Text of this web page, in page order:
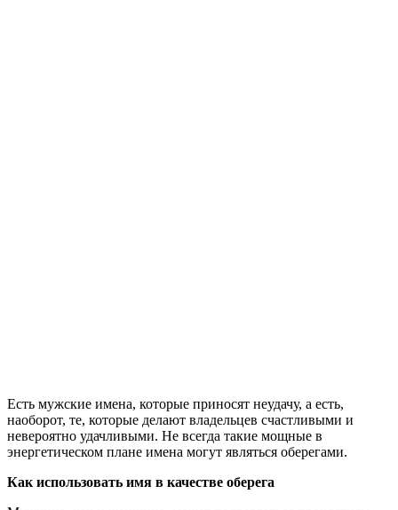
Есть мужские имена, которые приносят неудачу, а есть,
наоборот, те, которые делают владельцев счастливыми и
невероятно удачливыми. Не всегда такие мощные в
энергетическом плане имена могут являться оберегами.
Как использовать имя в качестве оберега